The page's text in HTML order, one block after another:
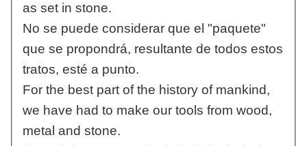
as set in stone.
No se puede considerar que el "paquete"
que se propondrá, resultante de todos estos
tratos, esté a punto.
For the best part of the history of mankind,
we have had to make our tools from wood,
metal and stone.